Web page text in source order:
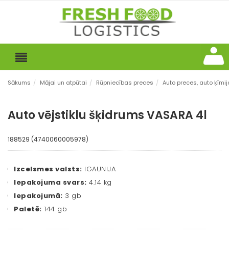
Sākums / Mājai un atpūtai / Rūpniecības preces / Auto preces, auto
Auto vējstiklu šķidrums VASARA 4l
188529 (4740060005978)
Izcelsmes valsts: IGAUNIJA
Iepakojuma svars: 4.14 kg
Iepakojumā: 3 gb
Paletē: 144 gb